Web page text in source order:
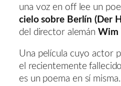
una voz en off lee un
cielo sobre Berlín (Der
del director alemán Wim
Una película cuyo actor
el recientemente
es un poema en sí misma.